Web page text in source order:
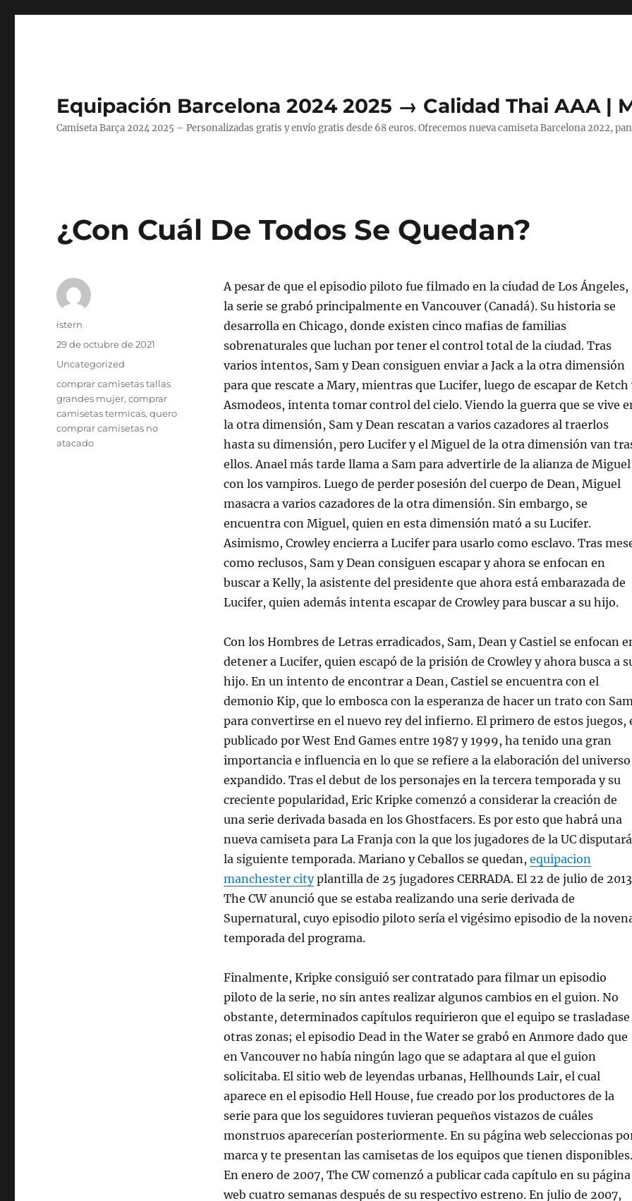
Equipación Barcelona 2024 2025 → Calidad Thai AAA |
Camiseta Barça 2024 2025 – Personalizadas gratis y envío gratis desde 68 euros. Ofrecemos nueva camiseta Barcelona 2022,
¿Con Cuál De Todos Se Quedan?
A pesar de que el episodio piloto fue filmado en la ciudad de Los Ángeles,
la serie se grabó principalmente en Vancouver (Canadá). Su historia se
desarrolla en Chicago, donde existen cinco mafias de familias
sobrenaturales que luchan por tener el control total de la ciudad. Tras
varios intentos, Sam y Dean consiguen enviar a Jack a la otra dimensión
para que rescate a Mary, mientras que Lucifer, luego de escapar de Ketch
Asmodeos, intenta tomar control del cielo. Viendo la guerra que se vive
la otra dimensión, Sam y Dean rescatan a varios cazadores al traerlos
hasta su dimensión, pero Lucifer y el Miguel de la otra dimensión van
ellos. Anael más tarde llama a Sam para advertirle de la alianza de Miguel
con los vampiros. Luego de perder posesión del cuerpo de Dean, Miguel
masacra a varios cazadores de la otra dimensión. Sin embargo, se
encuentra con Miguel, quien en esta dimensión mató a su Lucifer.
Asimismo, Crowley encierra a Lucifer para usarlo como esclavo. Tras
como reclusos, Sam y Dean consiguen escapar y ahora se enfocan en
buscar a Kelly, la asistente del presidente que ahora está embarazada de
Lucifer, quien además intenta escapar de Crowley para buscar a su hijo.
Con los Hombres de Letras erradicados, Sam, Dean y Castiel se enfocan
detener a Lucifer, quien escapó de la prisión de Crowley y ahora busca a
hijo. En un intento de encontrar a Dean, Castiel se encuentra con el
demonio Kip, que lo embosca con la esperanza de hacer un trato con
para convertirse en el nuevo rey del infierno. El primero de estos juegos,
publicado por West End Games entre 1987 y 1999, ha tenido una gran
importancia e influencia en lo que se refiere a la elaboración del universo
expandido. Tras el debut de los personajes en la tercera temporada y su
creciente popularidad, Eric Kripke comenzó a considerar la creación de
una serie derivada basada en los Ghostfacers. Es por esto que habrá una
nueva camiseta para La Franja con la que los jugadores de la UC
la siguiente temporada. Mariano y Ceballos se quedan, equipacion
manchester cityplantilla de 25 jugadores CERRADA. El 22 de julio de
The CW anunció que se estaba realizando una serie derivada de
Supernatural, cuyo episodio piloto sería el vigésimo episodio de la
temporada del programa.
Finalmente, Kripke consiguió ser contratado para filmar un episodio
piloto de la serie, no sin antes realizar algunos cambios en el guion. No
obstante, determinados capítulos requirieron que el equipo se trasladase
otras zonas; el episodio Dead in the Water se grabó en Anmore dado que
en Vancouver no había ningún lago que se adaptara al que el guion
solicitaba. El sitio web de leyendas urbanas, Hellhounds Lair, el cual
aparece en el episodio Hell House, fue creado por los productores de la
serie para que los seguidores tuvieran pequeños vistazos de cuáles
monstruos aparecerían posteriormente. En su página web seleccionas
marca y te presentan las camisetas de los equipos que tienen disponibles.
En enero de 2007, The CW comenzó a publicar cada capítulo en su página
web cuatro semanas después de su respectivo estreno. En julio de 2007,
Autor
istern
Publicado
29 de octubre de 2021
Categorías
Uncategorized
Etiquetas
comprar camisetas tallas
grandes mujer,comprar
camisetas termicas,quero
comprar camisetas no
atacado